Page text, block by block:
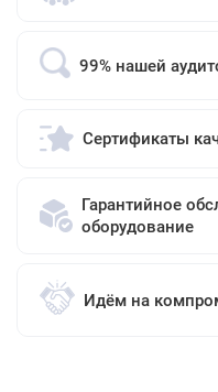
99% нашей
Сертификаты
Гарантийное
оборудование
Идём на